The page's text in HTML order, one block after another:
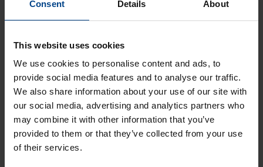
Consent Details About
This website uses cookies
We use cookies to personalise content and ads, to
provide social media features and to analyse our traffic.
We also share information about your use of our site with
our social media, advertising and analytics partners who
may combine it with other information that you’ve
provided to them or that they’ve collected from your use
of their services.
Lukuaika: 5 min
palosuojausta
valokaarivikasuojalla
DATAKESKUSRATKAISUT
KOTELOT JA
KOMPONENTIT
10.4.2026
Lukuaika: 3 min
UUTUUS:
Joustavampaa